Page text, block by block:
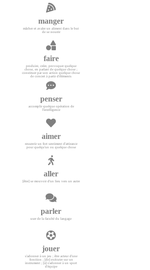
manger
mâcher et avaler un aliment dans le but
de se nourrir
faire
produire, créer, provoquer quelque
chose, en parlant de quelque chose ;
constituer par son action quelque chose
de concret à partir d'éléments
penser
accomplir quelque opération de
l'intelligence
aimer
ressentir un fort sentiment d'attirance
pour quelqu'un ou quelque chose
aller
[être] se mouvoir d'un lieu vers un autre
parler
user de la faculté du langage
jouer
s'adonner à un jeu ; être acteur d'une
fonction ; [de] exécuter sur un
instrument ; [à] s'adonner à un sport
d'équipe